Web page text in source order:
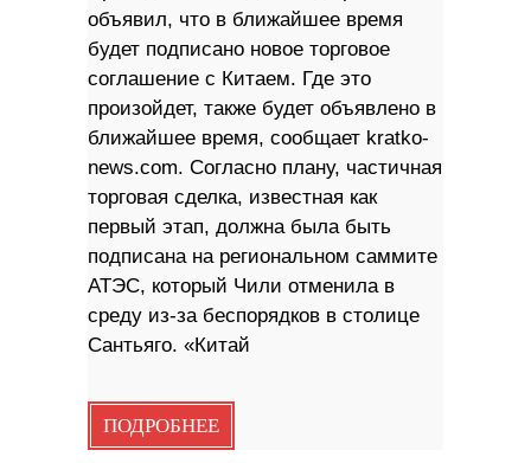
объявил, что в ближайшее время
будет подписано новое торговое
соглашение с Китаем. Где это
произойдет, также будет объявлено в
ближайшее время, сообщает kratko-
news.com. Согласно плану, частичная
торговая сделка, известная как
первый этап, должна была быть
подписана на региональном саммите
АТЭС, который Чили отменила в
среду из-за беспорядков в столице
Сантьяго. «Китай
ПОДРОБНЕЕ